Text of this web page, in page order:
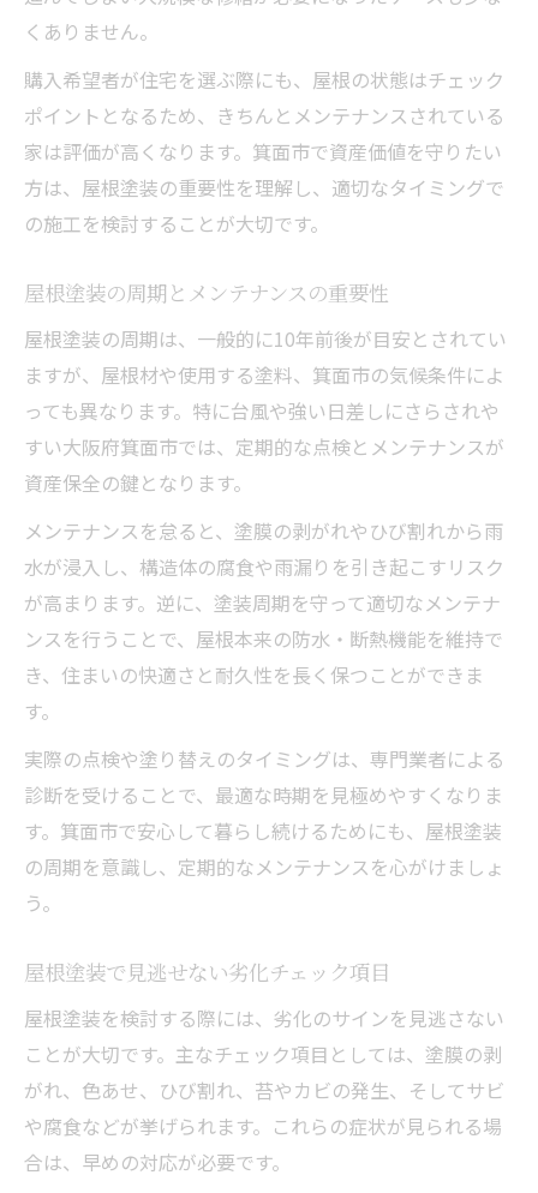
くありません。
購入希望者が住宅を選ぶ際にも、屋根の状態はチェック
ポイントとなるため、きちんとメンテナンスされている
家は評価が高くなります。箕面市で資産価値を守りたい
方は、屋根塗装の重要性を理解し、適切なタイミングで
の施工を検討することが大切です。
屋根塗装の周期とメンテナンスの重要性
屋根塗装の周期は、一般的に10年前後が目安とされてい
ますが、屋根材や使用する塗料、箕面市の気候条件によ
っても異なります。特に台風や強い日差しにさらされや
すい大阪府箕面市では、定期的な点検とメンテナンスが
資産保全の鍵となります。
メンテナンスを怠ると、塗膜の剥がれやひび割れから雨
水が浸入し、構造体の腐食や雨漏りを引き起こすリスク
が高まります。逆に、塗装周期を守って適切なメンテナ
ンスを行うことで、屋根本来の防水・断熱機能を維持で
き、住まいの快適さと耐久性を長く保つことができま
す。
実際の点検や塗り替えのタイミングは、専門業者による
診断を受けることで、最適な時期を見極めやすくなりま
す。箕面市で安心して暮らし続けるためにも、屋根塗装
の周期を意識し、定期的なメンテナンスを心がけましょ
う。
屋根塗装で見逃せない劣化チェック項目
屋根塗装を検討する際には、劣化のサインを見逃さない
ことが大切です。主なチェック項目としては、塗膜の剥
がれ、色あせ、ひび割れ、苔やカビの発生、そしてサビ
や腐食などが挙げられます。これらの症状が見られる場
合は、早めの対応が必要です。